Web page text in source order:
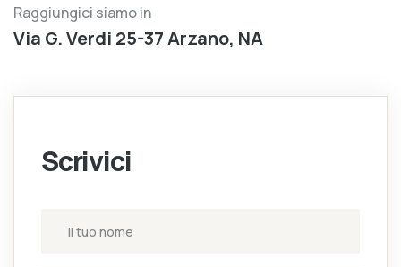
Raggiungici siamo in
Via G. Verdi 25-37 Arzano, NA
Scrivici